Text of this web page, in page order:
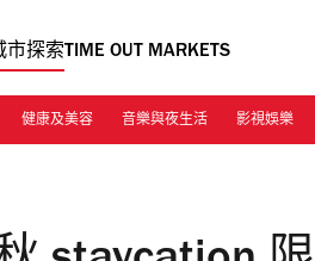
市探索TIME OUT MARKETS
健康及美容 音樂與夜生活 影視娛樂